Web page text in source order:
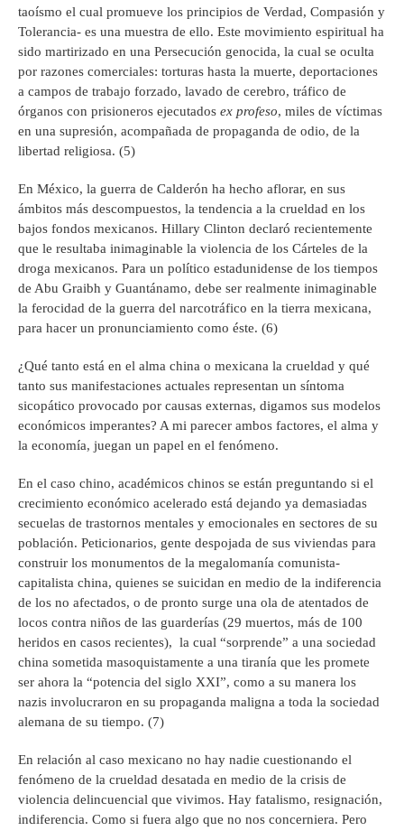
taoísmo el cual promueve los principios de Verdad, Compasión y
Tolerancia- es una muestra de ello. Este movimiento espiritual ha
sido martirizado en una Persecución genocida, la cual se oculta
por razones comerciales: torturas hasta la muerte, deportaciones
a campos de trabajo forzado, lavado de cerebro, tráfico de
órganos con prisioneros ejecutados ex profeso, miles de víctimas
en una supresión, acompañada de propaganda de odio, de la
libertad religiosa. (5)
En México, la guerra de Calderón ha hecho aflorar, en sus
ámbitos más descompuestos, la tendencia a la crueldad en los
bajos fondos mexicanos. Hillary Clinton declaró recientemente
que le resultaba inimaginable la violencia de los Cárteles de la
droga mexicanos. Para un político estadunidense de los tiempos
de Abu Graibh y Guantánamo, debe ser realmente inimaginable
la ferocidad de la guerra del narcotráfico en la tierra mexicana,
para hacer un pronunciamiento como éste. (6)
¿Qué tanto está en el alma china o mexicana la crueldad y qué
tanto sus manifestaciones actuales representan un síntoma
sicopático provocado por causas externas, digamos sus modelos
económicos imperantes? A mi parecer ambos factores, el alma y
la economía, juegan un papel en el fenómeno.
En el caso chino, académicos chinos se están preguntando si el
crecimiento económico acelerado está dejando ya demasiadas
secuelas de trastornos mentales y emocionales en sectores de su
población. Peticionarios, gente despojada de sus viviendas para
construir los monumentos de la megalomanía comunista-
capitalista china, quienes se suicidan en medio de la indiferencia
de los no afectados, o de pronto surge una ola de atentados de
locos contra niños de las guarderías (29 muertos, más de 100
heridos en casos recientes), la cual “sorprende” a una sociedad
china sometida masoquistamente a una tiranía que les promete
ser ahora la “potencia del siglo XXI”, como a su manera los
nazis involucraron en su propaganda maligna a toda la sociedad
alemana de su tiempo. (7)
En relación al caso mexicano no hay nadie cuestionando el
fenómeno de la crueldad desatada en medio de la crisis de
violencia delincuencial que vivimos. Hay fatalismo, resignación,
indiferencia. Como si fuera algo que no nos concerniera. Pero